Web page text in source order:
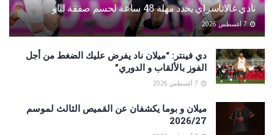
نادي غالاتاسراي يحدد مهلة 48 ساعة لحسم صفقة لياو
7 أغسطس 2026
دي فينتر: “ميلان ناد يفرض عليك الضغط من أجل
الفوز بالألقاب و الدوري”
ميلان و بوما يكشفان عن القميص الثالث لموسم
2026/27